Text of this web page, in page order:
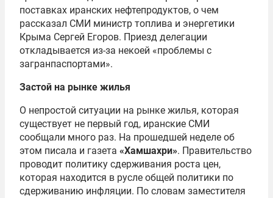
поставках иранских нефтепродуктов, о чем
рассказал СМИ министр топлива и энергетики
Крыма Сергей Егоров. Приезд делегации
откладывается из-за некоей «проблемы с
загранпаспортами».
Застой на рынке жилья
О непростой ситуации на рынке жилья, которая
существует не первый год, иранские СМИ
сообщали много раз. На прошедшей неделе об
этом писала и газета «Хамшахри». Правительство
проводит политику сдерживания роста цен,
которая находится в русле общей политики по
сдерживанию инфляции. По словам заместителя